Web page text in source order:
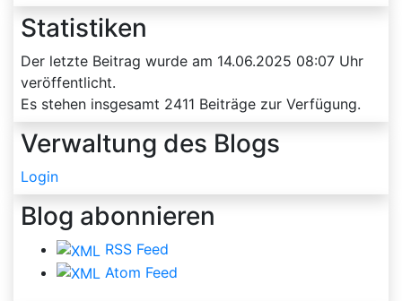
Statistiken
Der letzte Beitrag wurde am 14.06.2025 08:07 Uhr
veröffentlicht.
Es stehen insgesamt 2411 Beiträge zur Verfügung.
Verwaltung des Blogs
Login
Blog abonnieren
RSS Feed
Atom Feed